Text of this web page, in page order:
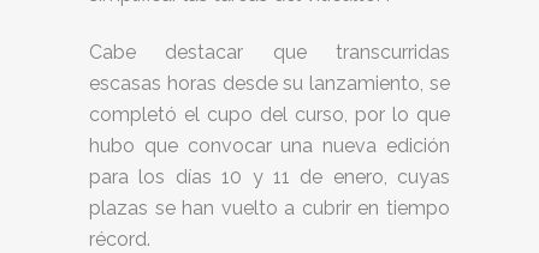
Cabe destacar que transcurridas
escasas horas desde su lanzamiento, se
completó el cupo del curso, por lo que
hubo que convocar una nueva edición
para los días 10 y 11 de enero, cuyas
plazas se han vuelto a cubrir en tiempo
récord.